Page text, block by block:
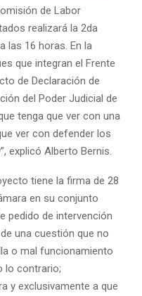
de Labor
realizará la 2da
las 16 horas. En la
que integran el Frente
de Declaración de
del Poder Judicial de
tenga que ver con una
ver con defender los
explicó Alberto Bernis.
tiene la firma de 28
en su conjunto
pedido de intervención
una cuestión que no
o mal funcionamiento
lo contrario;
y exclusivamente a que